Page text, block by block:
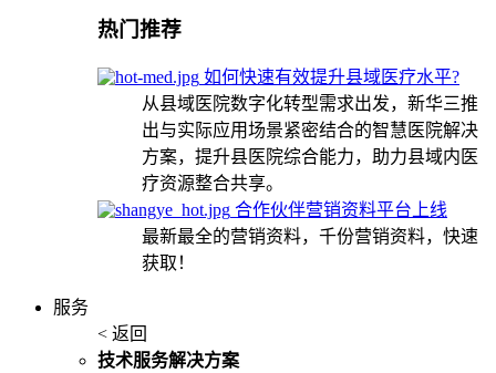
热门推荐
如何快速有效提升县域医疗水平?
从县域医院数字化转型需求出发，新华三推
出与实际应用场景紧密结合的智慧医院解决
方案，提升县医院综合能力，助力县域内医
疗资源整合共享。
合作伙伴营销资料平台上线
最新最全的营销资料，千份营销资料，快速
获取！
服务
< 返回
技术服务解决方案